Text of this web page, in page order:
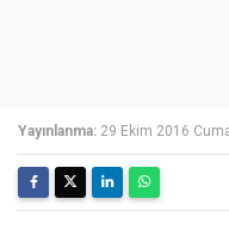
Yayınlanma: 29 Ekim 2016